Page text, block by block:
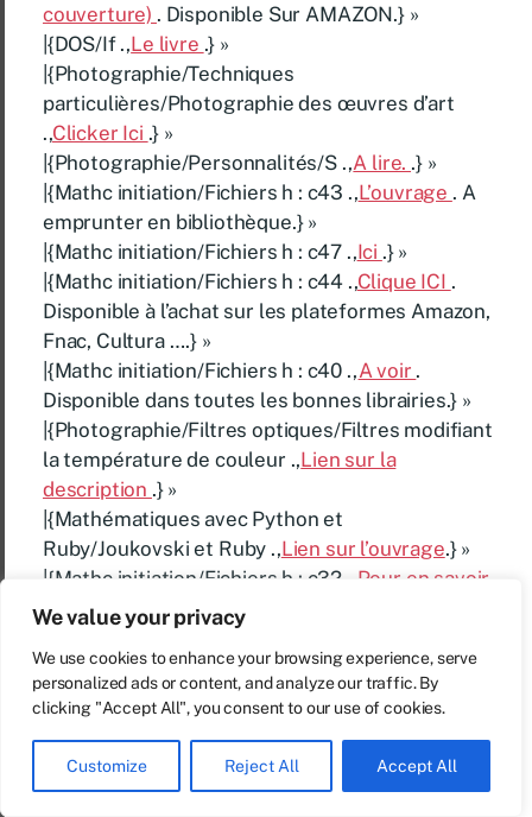
We value your privacy
We use cookies to enhance your browsing experience, serve
personalized ads or content, and analyze our traffic. By
clicking "Accept All", you consent to our use of cookies.
Customize Reject All Accept All
couverture) . Disponible Sur AMAZON.} »
|{DOS/If .,Le livre .} »
|{Photographie/Techniques
particulières/Photographie des œuvres d’art
.,Clicker Ici .} »
|{Photographie/Personnalités/S .,A lire. .} »
|{Mathc initiation/Fichiers h : c43 .,L’ouvrage . A
emprunter en bibliothèque.} »
|{Mathc initiation/Fichiers h : c47 .,Ici .} »
|{Mathc initiation/Fichiers h : c44 .,Clique ICI .
Disponible à l’achat sur les plateformes Amazon,
Fnac, Cultura ….} »
|{Mathc initiation/Fichiers h : c40 .,A voir .
Disponible dans toutes les bonnes librairies.} »
|{Photographie/Filtres optiques/Filtres modifiant
la température de couleur .,Lien sur la
description .} »
|{Mathématiques avec Python et
Ruby/Joukovski et Ruby .,Lien sur l’ouvrage.} »
|{Mathc initiation/Fichiers h : c32 ., Pour en savoir
plus.} »
périphériques et les cartes d’extension
.,Description .} »
soleil .,
Informations sur cet ouvrage . Disponible
à l’achat sur les plateformes Amazon, Fnac,